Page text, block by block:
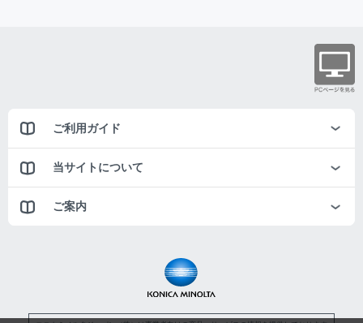
ご利用ガイド
当サイトについて
ご案内